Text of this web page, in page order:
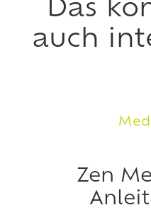
Das
auch
Zen